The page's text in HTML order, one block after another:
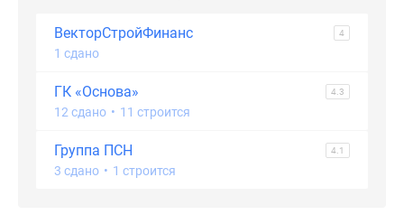
ВекторСтройФинанс 4
1 сдано
ГК «Основа» 4.3
12 сдано • 11 строится
Группа ПСН 4.1
3 сдано • 1 строится